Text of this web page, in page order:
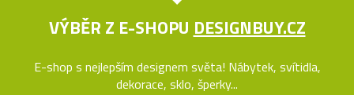
VÝBĚR Z E-SHOPU DESIGNBUY.CZ
E-shop s nejlepším designem světa! Nábytek, svítidla,
dekorace, sklo, šperky...